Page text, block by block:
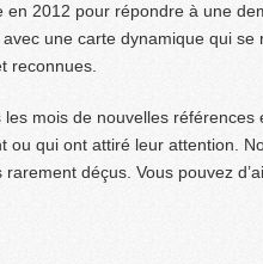
en 2012 pour répondre à une
une carte dynamique qui
reconnues.
mois de nouvelles
ou qui ont attiré leur attention.
déçus. Vous pouvez